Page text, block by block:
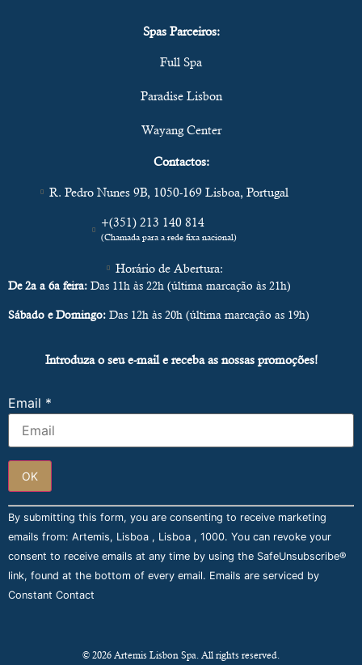
Spas Parceiros:
Full Spa
Paradise Lisbon
Wayang Center
Contactos:
R. Pedro Nunes 9B, 1050-169 Lisboa, Portugal
+(351) 213 140 814
(Chamada para a rede fixa nacional)
Horário de Abertura:
De 2a a 6a feira: Das 11h às 22h (última marcação às 21h)
Sábado e Domingo: Das 12h às 20h (última marcação as 19h)
Introduza o seu e-mail e receba as nossas promoções!
Email *
Constant
Contact
Use.
Please
leave
this field
blank.
By submitting this form, you are consenting to receive marketing
emails from: Artemis, Lisboa , Lisboa , 1000. You can revoke your
consent to receive emails at any time by using the SafeUnsubscribe®
link, found at the bottom of every email. Emails are serviced by
Constant Contact
© 2026 Artemis Lisbon Spa. All rights reserved.